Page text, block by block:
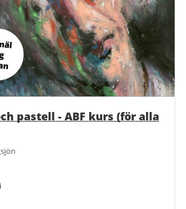
pastell - ABF kurs (för alla